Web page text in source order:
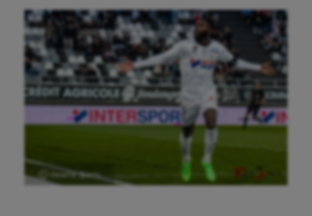
Ⓒ Gazette Sports